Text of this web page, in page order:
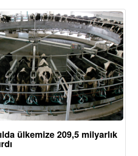
ülkemize 209,5 milyarlık